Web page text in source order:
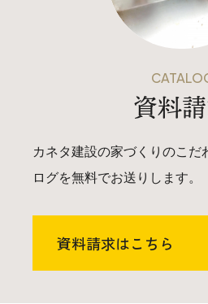
資料
カネタ建設の家づくりのこだ
ログを無料でお送りします。
資料請求はこちら